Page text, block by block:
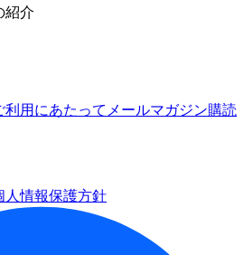
紹介
利用にあたって メールマガジン購読
人情報保護方針